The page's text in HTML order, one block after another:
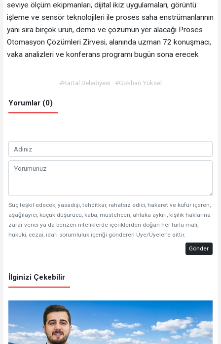
seviye ölçüm ekipmanları, dijital ikiz uygulamaları, görüntü
işleme ve sensör teknolojileri ile proses saha enstrümanlarının
yanı sıra birçok ürün, demo ve çözümün yer alacağı Proses
Otomasyon Çözümleri Zirvesi, alanında uzman 72 konuşmacı,
vaka analizleri ve konferans programı bugün sona erecek
#Kartal Belediyesi #Gökhan Yüksel
Yorumlar (0)
Suç teşkil edecek, yasadışı, tehditkar, rahatsız edici, hakaret ve küfür içeren,
aşağılayıcı, küçük düşürücü, kaba, müstehcen, ahlaka aykırı, kişilik haklarına
zarar verici ya da benzeri niteliklerde içeriklerden doğan her türlü mali,
hukuki, cezai, idari sorumluluk içeriği gönderen Üye/Üyeler’e aittir.
Gönder
İlginizi Çekebilir